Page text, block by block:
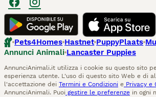
Pets4Homes Hastnet PuppyPlaats
Annunci Animali Lancaster Puppies
AnnunciAnimali.it utilizza i cookie su questo sito
esperienza utente. L'uso di questo sito Web e di
l'accettazione dei Termini e Condizioni e Privacy e
AnnunciAnimali. Puoi gestire le preferenze in ogni